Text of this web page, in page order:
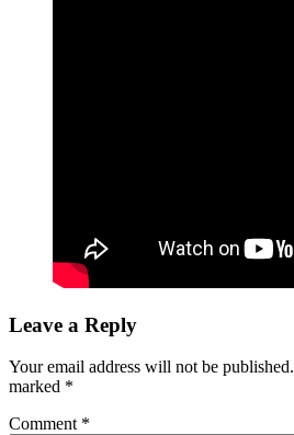
Leave a Reply
Your email address will not be published.
marked *
Comment *